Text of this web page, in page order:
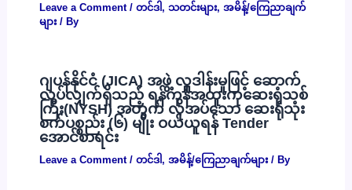
Leave a Comment / တင်ဒါ , သတင်းများ, အမိန့်/ကြေညာချက်
များ/ By
ဂျပန်နိုင်ငံ (JICA) အဖွဲ့ လှူဒါန်းမှုဖြင့် ဆောက်
လုပ်လျှက်ရှိသည့် ရန်ကုန်အထူးကုဆေးရုံသစ်
ကြီး(NYSH) အတွက် လိုအပ်သော ဆေးရုံသုံး
စက်ပစ္စည်း (၆) မျိုး ဝယ်ယူရန် Tender
အောင်စာရင်း
Leave a Comment / တင်ဒါ , အမိန့်/ကြေညာချက်များ/ By